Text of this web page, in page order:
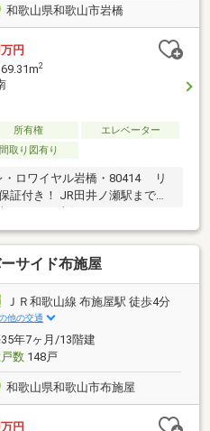
和歌山県和歌山市岩橋
万円
2
所有権
エレベーター
間取り図有り
・ロワイヤル岩橋・80414 リ
証付き！ JR田井ノ瀬駅まで徒
ですぐ！ 南側バルコニーで日
サイド布施屋
ＪＲ和歌山線 布施屋駅 徒歩4分
他の交通
年7ヶ月/13階建
数148戸
和歌山県和歌山市布施屋
万円